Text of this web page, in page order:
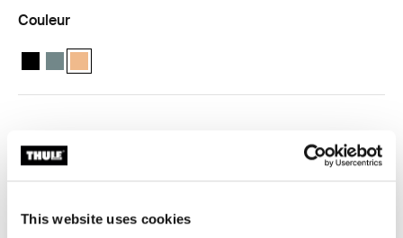
This website uses cookies
Couleur
Thule Chasm handlebar bag 2L Noir
Thule Chasm handlebar bag 2L Bleu moyen
Thule Chasm handlebar bag 2L Orange poudré (selected)
Garantie Thule